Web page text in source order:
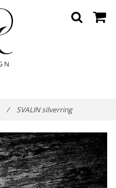
/ SVALIN silverring